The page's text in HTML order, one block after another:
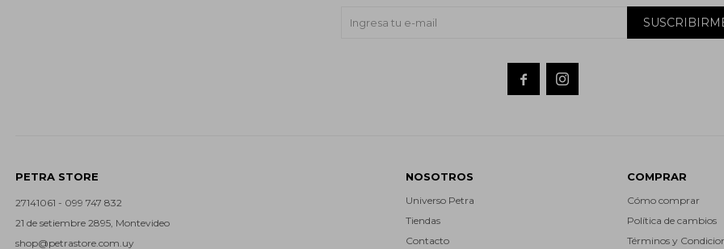
PETRA STORE
27141061 - 099 747 832
21 de setiembre 2895, Montevideo
shop@petrastore.com.uy
NOSOTROS
Universo Petra
Tiendas
Contacto
COMPRAR
Cómo comprar
Política de cambios
Términos y
 